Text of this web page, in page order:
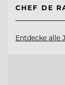
CHEF DE
Entdecke alle